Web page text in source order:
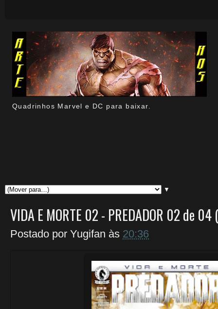
Quadrinhos Marvel e DC para baixar.
▼
VIDA E MORTE 02 - PREDADOR 02 de
Postado por Yugifan às 20:36